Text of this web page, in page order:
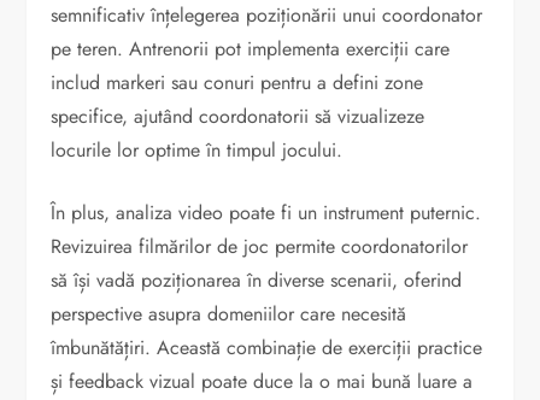
semnificativ înțelegerea poziționării unui coordonator
pe teren. Antrenorii pot implementa exerciții care
includ markeri sau conuri pentru a defini zone
specifice, ajutând coordonatorii să vizualizeze
locurile lor optime în timpul jocului.
În plus, analiza video poate fi un instrument puternic.
Revizuirea filmărilor de joc permite coordonatorilor
să își vadă poziționarea în diverse scenarii, oferind
perspective asupra domeniilor care necesită
îmbunătățiri. Această combinație de exerciții practice
și feedback vizual poate duce la o mai bună luare a